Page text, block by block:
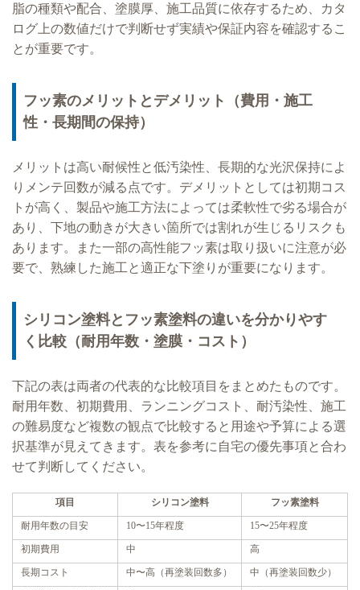
脂の種類や配合、塗膜厚、施工品質に依存するため、カタ
ログ上の数値だけで判断せず実績や保証内容を確認するこ
とが重要です。
フッ素のメリットとデメリット（費用・施工
性・長期間の保持）
メリットは高い耐候性と低汚染性、長期的な光沢保持によ
りメンテ回数が減る点です。デメリットとしては初期コス
トが高く、製品や施工方法によっては柔軟性で劣る場合が
あり、下地の動きが大きい箇所では割れが生じるリスクも
あります。また一部の高性能フッ素は取り扱いに注意が必
要で、熟練した施工と適正な下塗りが重要になります。
シリコン塗料とフッ素塗料の違いを分かりやす
く比較（耐用年数・塗膜・コスト）
下記の表は両者の代表的な比較項目をまとめたものです。
耐用年数、初期費用、ランニングコスト、耐汚染性、施工
の難易度など複数の観点で比較すると用途や予算による選
択基準が見えてきます。表を参考に自宅の優先事項と合わ
せて判断してください。
項目 シリコン塗料 フッ素塗料
耐用年数の目安 10〜15年程度 15〜25年程度
初期費用 中 高
長期コスト 中〜高（再塗装回数多） 中（再塗装回数少）